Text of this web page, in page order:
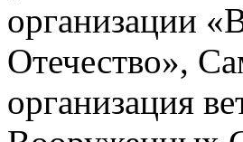
организации
Отечество»,
организация